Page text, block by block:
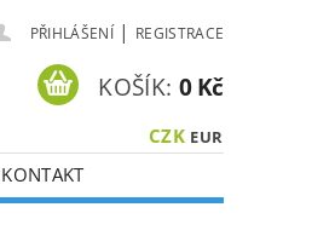
PŘIHLÁŠENÍ | REGISTRACE
CZK EUR
KOŠÍK: 0 Kč
KONTAKT